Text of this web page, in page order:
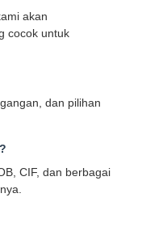
akan
cocok untuk
dan pilihan
CIF, dan berbagai